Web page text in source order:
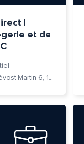
|
et de
OFPC - Plainpalais, rue Prévost-Martin 6, 1205 Genève